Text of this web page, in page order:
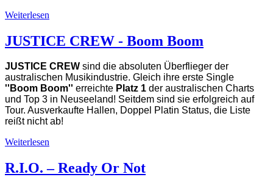
Weiterlesen
JUSTICE CREW - Boom Boom
JUSTICE CREW sind die absoluten Überflieger der
australischen Musikindustrie. Gleich ihre erste Single
''Boom Boom'' erreichte Platz 1 der australischen Charts
und Top 3 in Neuseeland! Seitdem sind sie erfolgreich auf
Tour. Ausverkaufte Hallen, Doppel Platin Status, die Liste
reißt nicht ab!
Weiterlesen
R.I.O. – Ready Or Not